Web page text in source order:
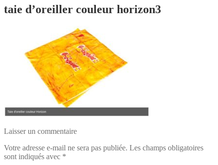
taie d’oreiller couleur horizon3
Laisser un commentaire
Votre adresse e-mail ne sera pas publiée. Les champs obligatoires
sont indiqués avec *